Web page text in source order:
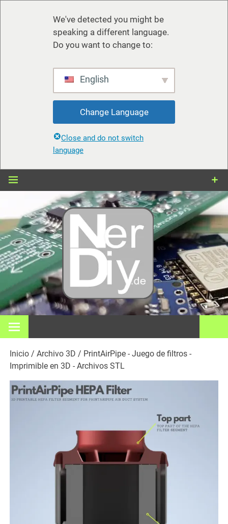
We've detected you might be
speaking a different language.
Do you want to change to:
English
Change Language
Close and do not switch
language
Zum
3D y
En nerdiy.de, todo gira en torno a la electrónica, el bricolaje,
la impresión 3D, el hogar inteligente y muchos otros temas
Inicio /Archivo 3D / PrintAirPipe - Juego de filtros -
Imprimible en 3D - Archivos STL